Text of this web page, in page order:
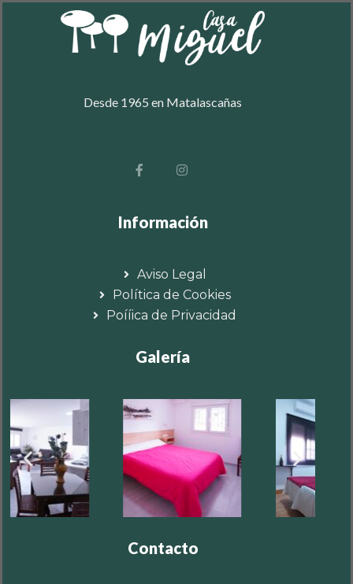
Desde 1965 en Matalascañas
Información
Aviso Legal
Política de Cookies
Poííica de Privacidad
Galería
Contacto